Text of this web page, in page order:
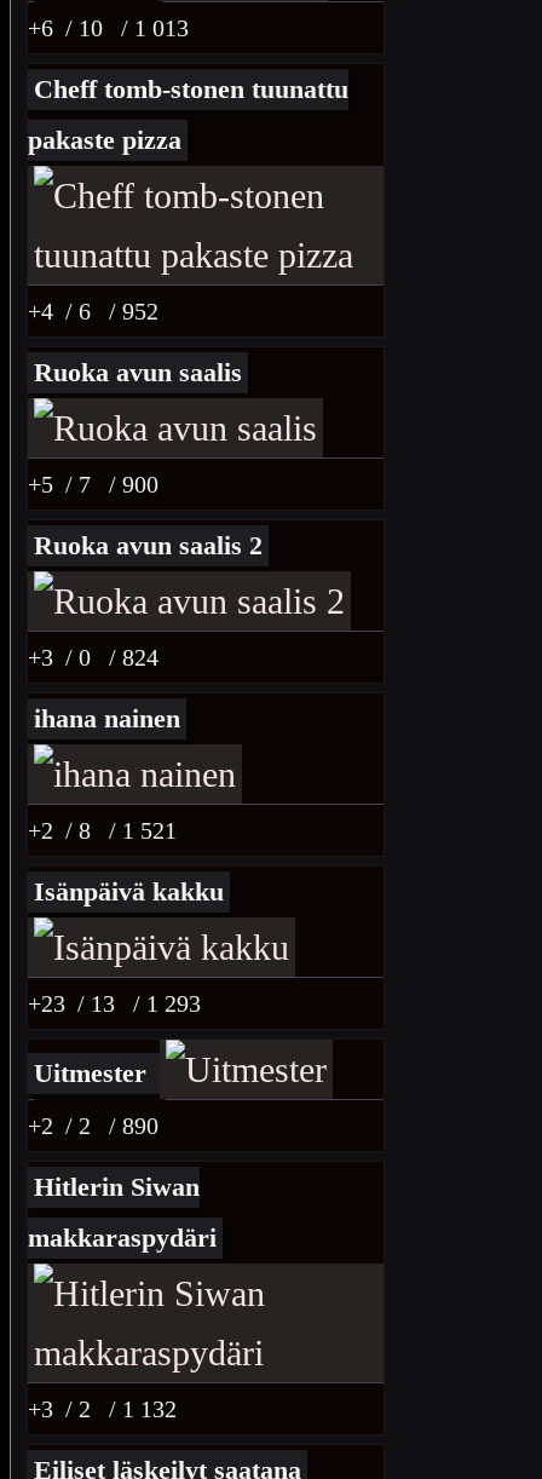
+6 / 10 / 1 013
Cheff tomb-stonen tuunattu
pakaste pizza
+4 / 6 / 952
Ruoka avun saalis
+5 / 7 / 900
Ruoka avun saalis 2
+3 / 0 / 824
ihana nainen
+2 / 8 / 1 521
Isänpäivä kakku
+23 / 13 / 1 293
Uitmester
+2 / 2 / 890
Hitlerin Siwan
makkaraspydäri
+3 / 2 / 1 132
Eiliset läskeilyt saatana